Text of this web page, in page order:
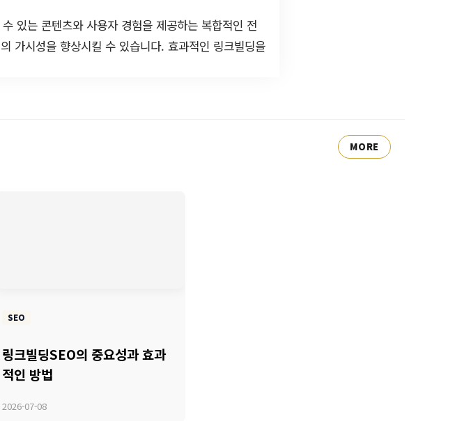
있는 콘텐츠와 사용자 경험을 제공하는 복합적인 전
가시성을 향상시킬 수 있습니다. 효과적인 링크빌딩을
MORE
SEO
링크빌딩SEO의 중요성과 효과
적인 방법
2026-07-08